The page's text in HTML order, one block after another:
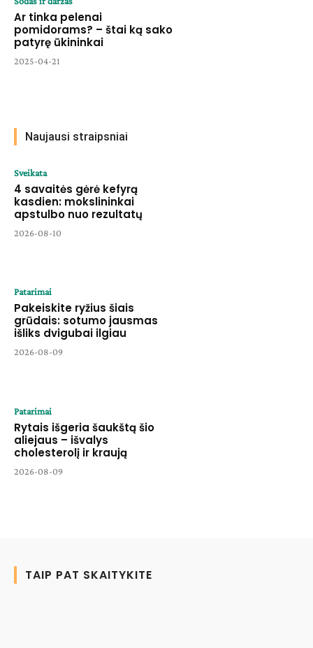
Ar tinka pelenai
pomidorams? – štai ką sako
patyrę ūkininkai
2025-04-21
Naujausi straipsniai
Sveikata
4 savaitės gėrė kefyrą
kasdien: mokslininkai
apstulbo nuo rezultatų
2026-08-10
Patarimai
Pakeiskite ryžius šiais
grūdais: sotumo jausmas
išliks dvigubai ilgiau
2026-08-09
Patarimai
Rytais išgeria šaukštą šio
aliejaus – išvalys
cholesterolį ir kraują
2026-08-09
TAIP PAT SKAITYKITE